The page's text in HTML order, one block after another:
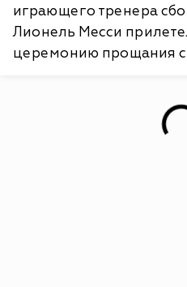
играющего тренера
Лионель Месси
церемонию прощания